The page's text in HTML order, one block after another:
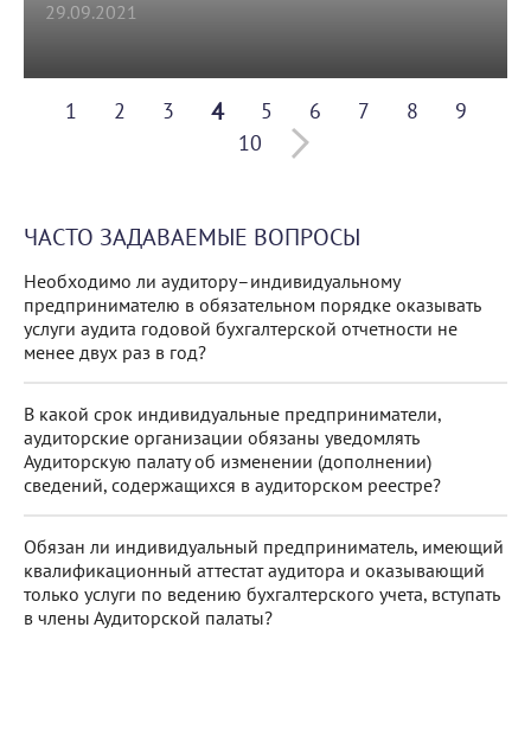
29.09.2021
1 2 3 4 5 6 7 8
9
10
ЧАСТО ЗАДАВАЕМЫЕ ВОПРОСЫ
Необходимо ли аудитору–индивидуальному
предпринимателю в обязательном порядке оказывать
услуги аудита годовой бухгалтерской отчетности не
менее двух раз в год?
В какой срок индивидуальные предприниматели,
аудиторские организации обязаны уведомлять
Аудиторскую палату об изменении (дополнении)
сведений, содержащихся в аудиторском реестре?
Обязан ли индивидуальный предприниматель, имеющий
квалификационный аттестат аудитора и оказывающий
только услуги по ведению бухгалтерского учета, вступать
в члены Аудиторской палаты?